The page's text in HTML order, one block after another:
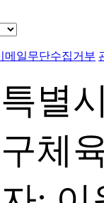
메일무단수집거부
별
체